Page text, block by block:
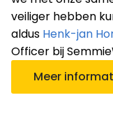
veiliger hebben
aldus Henk-jan
Officer bij
Meer